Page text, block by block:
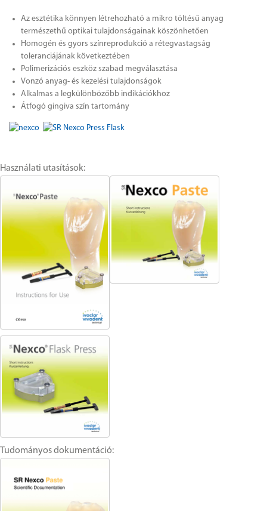
Az esztétika könnyen létrehozható a mikro töltésű anyag
természethű optikai tulajdonságainak köszönhetően
Homogén és gyors színreprodukció a rétegvastagság
toleranciájának következtében
Polimerizációs eszköz szabad megválasztása
Vonzó anyag- és kezelési tulajdonságok
Alkalmas a legkülönbözőbb indikációkhoz
Átfogó gingiva szín tartomány
Használati utasítások:
Tudományos dokumentáció: